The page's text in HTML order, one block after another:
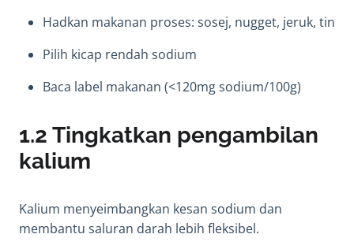
Hadkan makanan proses: sosej, nugget, jeruk, tin
Pilih kicap rendah sodium
Baca label makanan (<120mg sodium/100g)
1.2 Tingkatkan pengambilan
kalium
Kalium menyeimbangkan kesan sodium dan
membantu saluran darah lebih fleksibel.